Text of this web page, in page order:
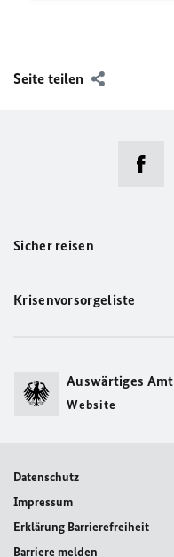
Seite teilen
Sicher reisen
Krisenvorsorgeliste
Auswärtiges Amt
Website
Datenschutz
Impressum
Erklärung Barrierefreiheit
Barriere melden